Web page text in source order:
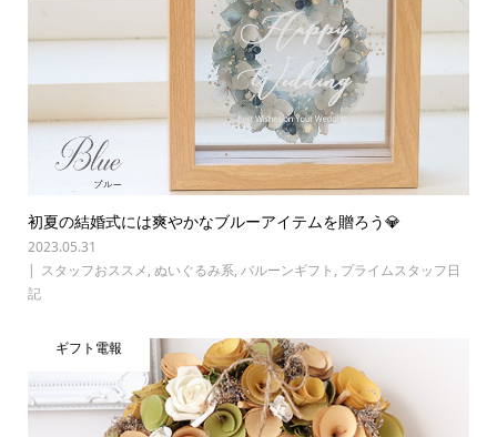
初夏の結婚式には爽やかなブルーアイテムを贈ろう💎
2023.05.31
スタッフおススメ, ぬいぐるみ系, バルーンギフト , プライムスタッフ日
記
ギフト電報